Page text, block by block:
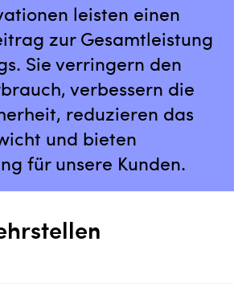
leisten einen
zur Gesamtleistung
Sie verringern den
verbessern die
reduzieren das
und bieten
für unsere Kunden.